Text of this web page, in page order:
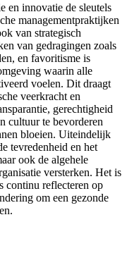
en innovatie de sleutels
managementpraktijken
van strategisch
van gedragingen zoals
en favoritisme is
waarin alle
voelen. Dit draagt
veerkracht en
gerechtigheid
cultuur te bevorderen
bloeien. Uiteindelijk
tevredenheid en het
ook de algehele
versterken. Het is
continu reflecteren op
om een gezonde